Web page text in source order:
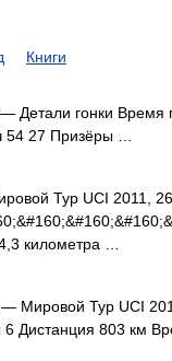
Книги
— Детали гонки Время
54 27 Призёры …
Тур UCI 2011, 26
километра …
— Мировой Тур UCI
Дистанция 803 км